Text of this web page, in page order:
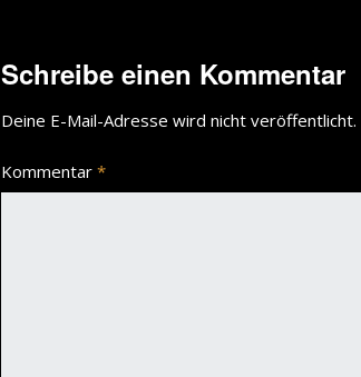
Schreibe einen Kommentar
Deine E-Mail-Adresse wird nicht veröffentlicht.
Kommentar *